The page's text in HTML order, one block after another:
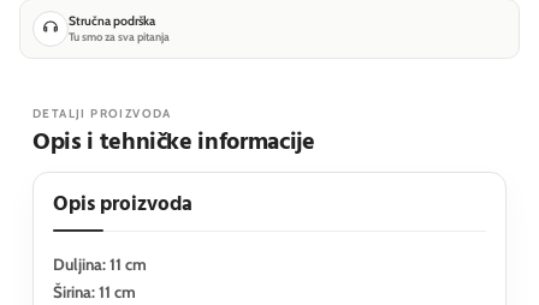
Stručna podrška
Tu smo za sva pitanja
DETALJI PROIZVODA
Opis i tehničke informacije
Opis proizvoda
Duljina: 11 cm
Širina: 11 cm